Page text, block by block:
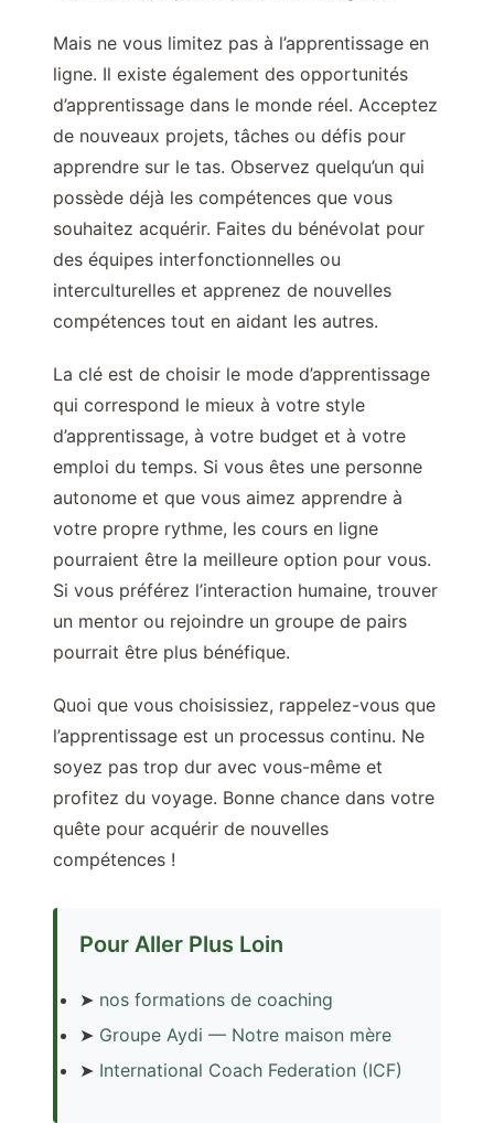
Mais ne vous limitez pas à l’apprentissage en
ligne. Il existe également des opportunités
d’apprentissage dans le monde réel. Acceptez
de nouveaux projets, tâches ou défis pour
apprendre sur le tas. Observez quelqu’un qui
possède déjà les compétences que vous
souhaitez acquérir. Faites du bénévolat pour
des équipes interfonctionnelles ou
interculturelles et apprenez de nouvelles
compétences tout en aidant les autres.
La clé est de choisir le mode d’apprentissage
qui correspond le mieux à votre style
d’apprentissage, à votre budget et à votre
emploi du temps. Si vous êtes une personne
autonome et que vous aimez apprendre à
votre propre rythme, les cours en ligne
pourraient être la meilleure option pour vous.
Si vous préférez l’interaction humaine, trouver
un mentor ou rejoindre un groupe de pairs
pourrait être plus bénéfique.
Quoi que vous choisissiez, rappelez-vous que
l’apprentissage est un processus continu. Ne
soyez pas trop dur avec vous-même et
profitez du voyage. Bonne chance dans votre
quête pour acquérir de nouvelles
compétences !
Pour Aller Plus Loin
➤ nos formations de coaching
➤ Groupe Aydi — Notre maison mère
➤ International Coach Federation (ICF)